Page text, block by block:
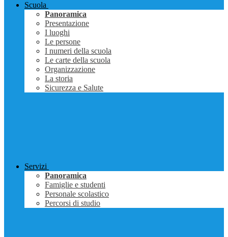
Scuola
Panoramica
Presentazione
I luoghi
Le persone
I numeri della scuola
Le carte della scuola
Organizzazione
La storia
Sicurezza e Salute
Servizi
Panoramica
Famiglie e studenti
Personale scolastico
Percorsi di studio